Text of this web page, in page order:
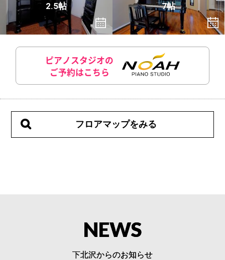
2.5帖 7帖
ピアノスタジオの
ご予約はこちら
フロアマップをみる
NEWS
下北沢からのお知らせ